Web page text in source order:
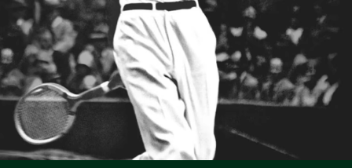
Buenas prácticas
Lavar, secar, planchar, doblar: descubre todos los consejos prácticos
para el correcto cuidado de tu polo Lacoste.
Descubrir